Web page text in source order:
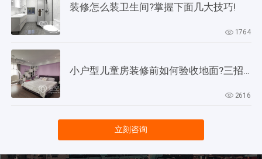
装修怎么装卫生间?掌握下面几大技巧!
1764
2616
立刻咨询